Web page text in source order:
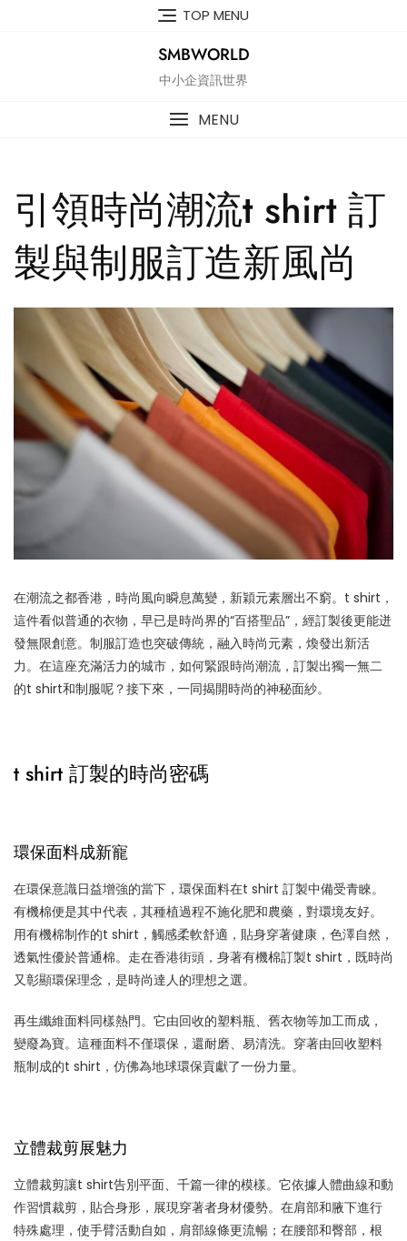
TOP MENU
SMBWORLD
中小企資訊世界
MENU
引領時尚潮流t shirt 訂
製與制服訂造新風尚
在潮流之都香港，時尚風向瞬息萬變，新穎元素層出不窮。t shirt，
這件看似普通的衣物，早已是時尚界的“百搭聖品”，經訂製後更能迸
發無限創意。制服訂造也突破傳統，融入時尚元素，煥發出新活
力。在這座充滿活力的城市，如何緊跟時尚潮流，訂製出獨一無二
的t shirt和制服呢？接下來，一同揭開時尚的神秘面紗。
t shirt 訂製的時尚密碼
環保面料成新寵
在環保意識日益增強的當下，環保面料在t shirt 訂製中備受青睞。
有機棉便是其中代表，其種植過程不施化肥和農藥，對環境友好。
用有機棉制作的t shirt，觸感柔軟舒適，貼身穿著健康，色澤自然，
透氣性優於普通棉。走在香港街頭，身著有機棉訂製t shirt，既時尚
又彰顯環保理念，是時尚達人的理想之選。
再生纖維面料同樣熱門。它由回收的塑料瓶、舊衣物等加工而成，
變廢為寶。這種面料不僅環保，還耐磨、易清洗。穿著由回收塑料
瓶制成的t shirt，仿佛為地球環保貢獻了一份力量。
立體裁剪展魅力
立體裁剪讓t shirt告別平面、千篇一律的模樣。它依據人體曲線和動
作習慣裁剪，貼合身形，展現穿著者身材優勢。在肩部和腋下進行
特殊處理，使手臂活動自如，肩部線條更流暢；在腰部和臀部，根